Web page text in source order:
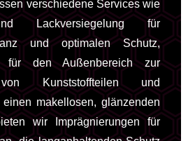
verschiedene Services wie
Lackversiegelung für
und optimalen Schutz,
für den Außenbereich zur
Kunststoffteilen und
makellosen, glänzenden
wir Imprägnierungen für